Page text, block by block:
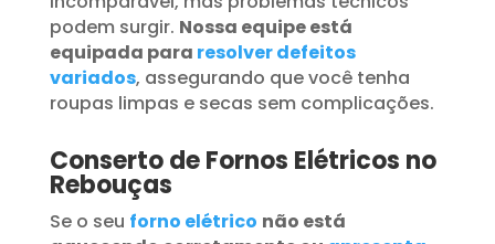
podem surgir. Nossa equipe está
equipada para resolver defeitos
variados, assegurando que você tenha
roupas limpas e secas sem complicações.
Conserto de Fornos Elétricos no
Rebouças
Se o seu forno elétrico não está